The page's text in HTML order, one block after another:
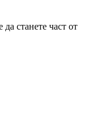
станете част от